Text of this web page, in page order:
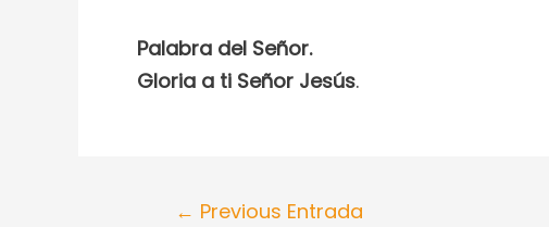
Palabra del Señor.
Gloria a ti Señor Jesús.
← Previous Entrada